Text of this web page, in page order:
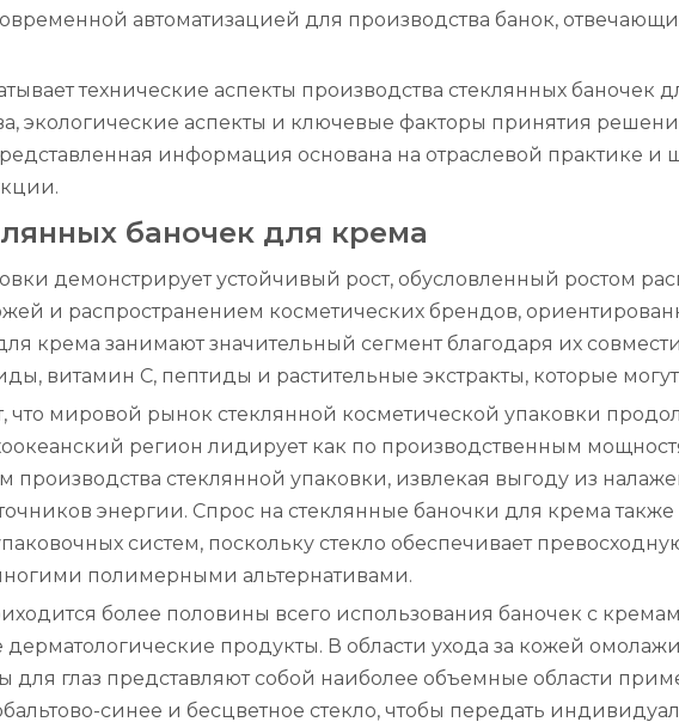
автоматизацией для производства банок,
технические аспекты производства стеклянных
экологические аспекты и ключевые факторы принятия
информация основана на отраслевой практике и
баночек для крема
демонстрирует устойчивый рост, обусловленный ростом
и распространением косметических брендов,
крема занимают значительный сегмент благодаря их
витамин С, пептиды и растительные экстракты, которые могут
что мировой рынок стеклянной косметической упаковки
регион лидирует как по производственным
производства стеклянной упаковки, извлекая выгоду из
энергии. Спрос на стеклянные баночки для крема
систем, поскольку стекло обеспечивает
полимерными альтернативами.
более половины всего использования баночек с
дерматологические продукты. В области ухода за кожей
глаз представляют собой наиболее объемные области
синее и бесцветное стекло, чтобы передать